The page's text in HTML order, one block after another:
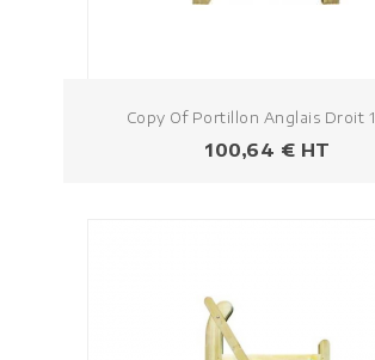
Copy Of Portillon Anglais Droit
Prezzo
100,64 € HT